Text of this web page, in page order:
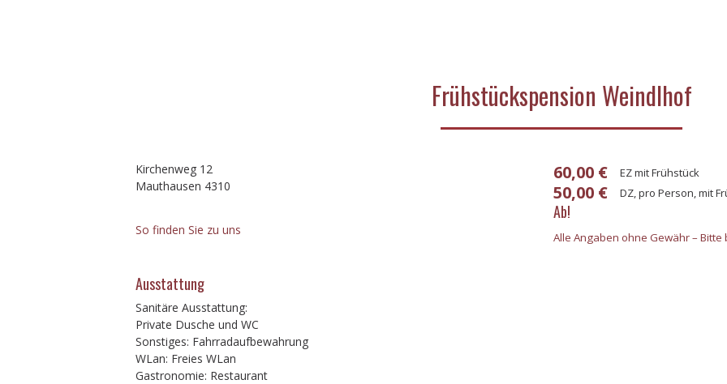
Frühstückspension Weindlhof
Kirchenweg 12
Mauthausen 4310
So finden Sie zu uns
60,00 € EZ mit Frühstück
50,00 € DZ, pro Person, mit
Ab!
Alle Angaben ohne Gewähr –
Ausstattung
Sanitäre Ausstattung:
Private Dusche und WC
Sonstiges: Fahrradaufbewahrung
WLan: Freies WLan
Gastronomie: Restaurant